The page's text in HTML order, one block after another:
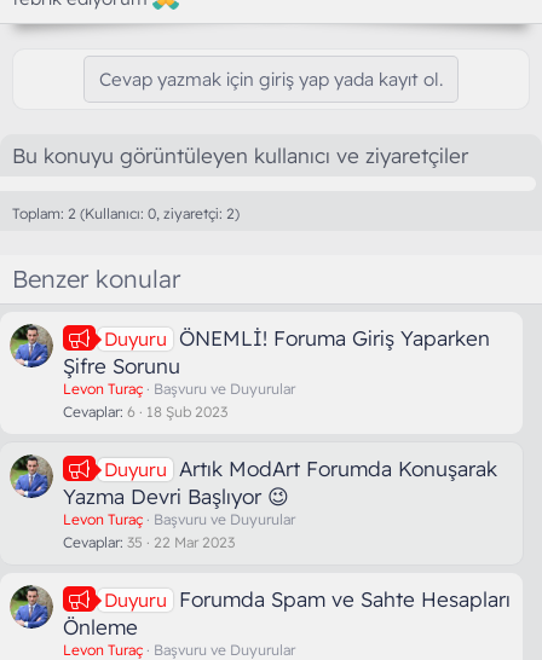
Cevap yazmak için giriş yap yada kayıt ol.
Bu konuyu görüntüleyen kullanıcı ve ziyaretçiler
Toplam: 2 (Kullanıcı: 0, ziyaretçi: 2)
Benzer konular
Duyuru
ÖNEMLİ! Foruma Giriş Yaparken
Şifre Sorunu
Levon Turaç
Başvuru ve Duyurular
Cevaplar 6 18 Şub 2023
Duyuru
Artık ModArt Forumda Konuşarak
Yazma Devri Başlıyor 😉
Levon Turaç
Başvuru ve Duyurular
Cevaplar 35 22 Mar 2023
Duyuru
Forumda Spam ve Sahte Hesapları
Önleme
Levon Turaç
Başvuru ve Duyurular